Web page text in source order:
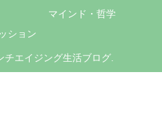
マインド・哲学
ション
エイジング生活ブログ.